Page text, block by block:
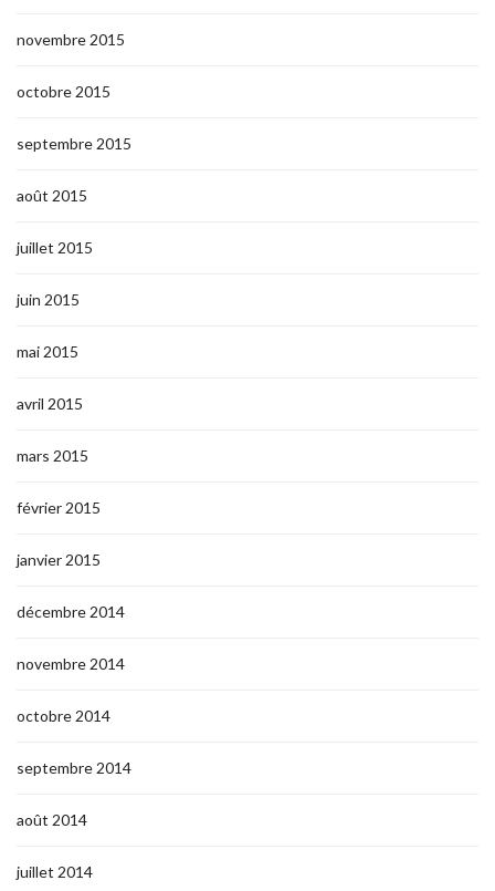
novembre 2015
octobre 2015
septembre 2015
août 2015
juillet 2015
juin 2015
mai 2015
avril 2015
mars 2015
février 2015
janvier 2015
décembre 2014
novembre 2014
octobre 2014
septembre 2014
août 2014
juillet 2014